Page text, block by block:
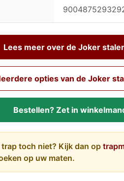
Lees meer over de Joker
opties van de Joker
Bestellen? Zet in
trap toch niet? Kijk dan op
op uw maten.